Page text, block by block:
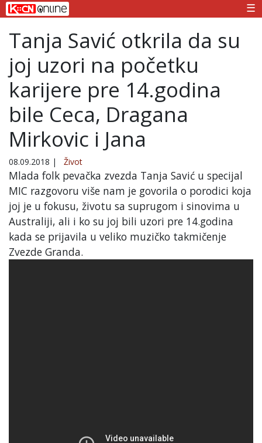
☰
Tanja Savić otkrila da su
joj uzori na početku
karijere pre 14.godina
bile Ceca, Dragana
Mirkovic i Jana
08.09.2018 | Život
Mlada folk pevačka zvezda Tanja Savić u specijal
MIC razgovoru više nam je govorila o porodici koja
joj je u fokusu, životu sa suprugom i sinovima u
Australiji, ali i ko su joj bili uzori pre 14.godina
kada se prijavila u veliko muzičko takmičenje
Zvezde Granda.